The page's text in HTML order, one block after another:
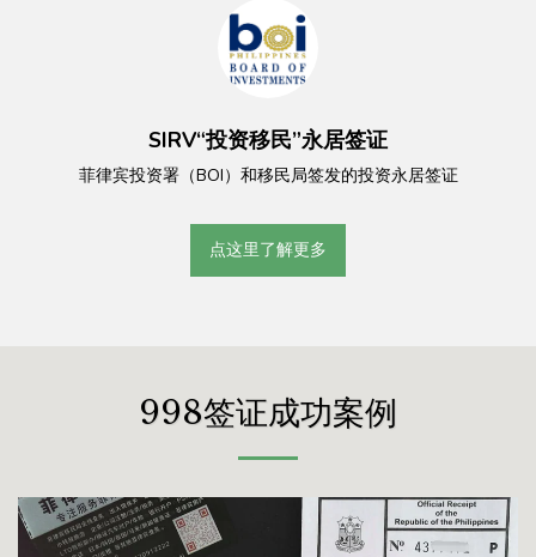
SIRV“投资移民”永居签证
菲律宾投资署（BOI）和移民局签发的投资永居签证
点这里了解更多
998签证成功案例